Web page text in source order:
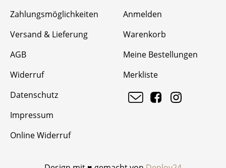
Zahlungsmöglichkeiten
Versand & Lieferung
AGB
Widerruf
Datenschutz
Impressum
Online Widerruf
Anmelden
Warenkorb
Meine Bestellungen
Merkliste